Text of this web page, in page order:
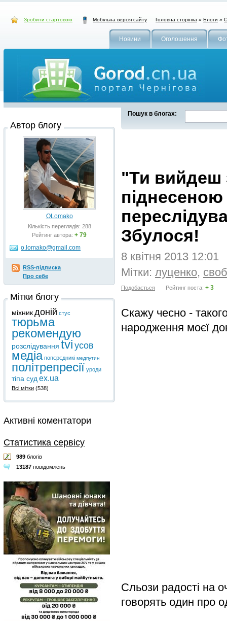
Зробити стартовою Мобільна версія сайту Головна сторінка » Блоги »
Новини Оголошення
Пошук в блогах:
"Ти вийдеш
Збулося!
8 квітня 2013
Мітки: луценко,
Подобається Рейтинг поста: + 3
Скажу чесно -
народження моєї
Сльози радості на
говорять один про
Автор блогу
OLomako
Кількість переглядів: 288
Рейтинг автора: + 79
o.lomako@gmail.com
RSS-підписка
Про себе
Мітки блогу
міхникдоній стус
тюрьма
рекомендую
розслідування tvi усов
медіа попєрєдникі медпутин
політрепресії уроди
тіпа суд ex.ua
Всі мітки (538)
Активні коментатори
Статистика сервісу
989 блогів
13187 повідомлень